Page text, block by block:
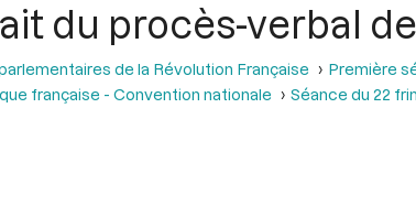
du procès-verbal
de la Révolution Française Première
française - Convention nationale
Séance du 22